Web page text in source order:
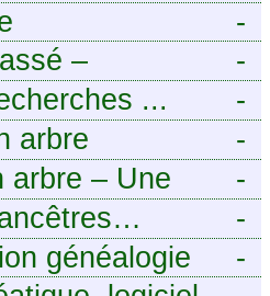
-
-
–
-
...
-
arbre
-
arbre – Une
-
-
généalogie